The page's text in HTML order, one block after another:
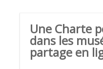
Une Charte
dans les
partage en